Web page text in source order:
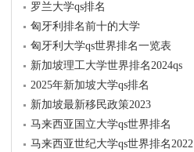
罗兰大学qs排名
匈牙利排名前十的大学
匈牙利大学qs世界排名一览表
新加坡理工大学世界排名2024qs
2025年新加坡大学qs排名
新加坡最新移民政策2023
马来西亚国立大学qs世界排名
马来西亚世纪大学qs世界排名2022